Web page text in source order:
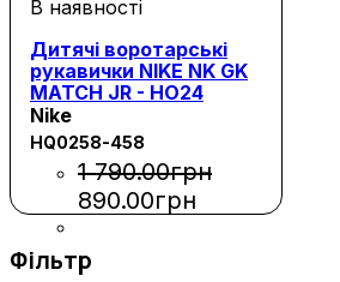
Дитячі воротарські
рукавички NIKE NK GK
MATCH JR - HO24
Nike
HQ0258-458
1 790.00грн
890.00грн
Фільтр